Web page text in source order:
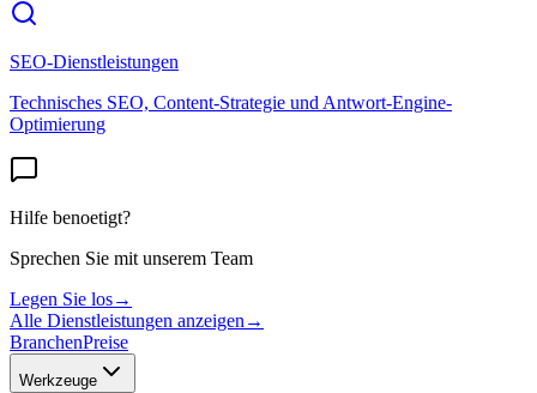
SEO-Dienstleistungen
Technisches SEO, Content-Strategie und Antwort-Engine-
Optimierung
Hilfe benoetigt?
Sprechen Sie mit unserem Team
Legen Sie los→
Alle Dienstleistungen anzeigen →
BranchenPreise
Werkzeuge